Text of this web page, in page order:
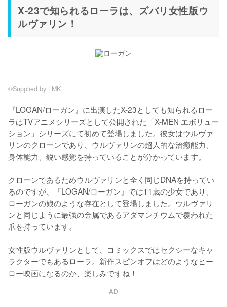
X-23で知られるローラは、ズバリ女性版ウ
ルヴァリン！
©︎Supplied by LMK
『LOGAN/ローガン』に出演したX-23としても知られるロー
ラはTVアニメシリーズとして公開された「X-MEN エボリュー
ション」シリーズにて初めて登場しました。彼女はウルヴァ
リンのクローンであり、ウルヴァリンの超人的な治癒能力、
身体能力、鋭い感覚を持っていることが分かっています。
クローンであるためウルヴァリンと全く同じDNAを持ってい
るのですが、『LOGAN/ローガン』では11歳の少女であり、
ローガンの娘のような存在として登場しました。ウルヴァリ
ンと同じように最強の金属であるアダマンチウムで覆われた
爪を持っています。
女性版ウルヴァリンとして、コミックスではセクシーなキャ
ラクターでもあるローラ。新作スピンオフはどのようなヒー
ロー映画になるのか、楽しみですね！
AD